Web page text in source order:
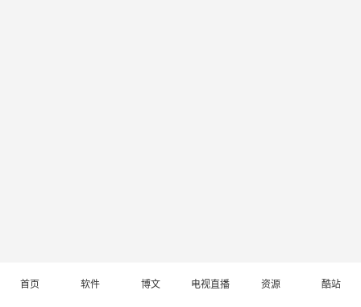
首页 软件 博文 电视直播 资源 酷站